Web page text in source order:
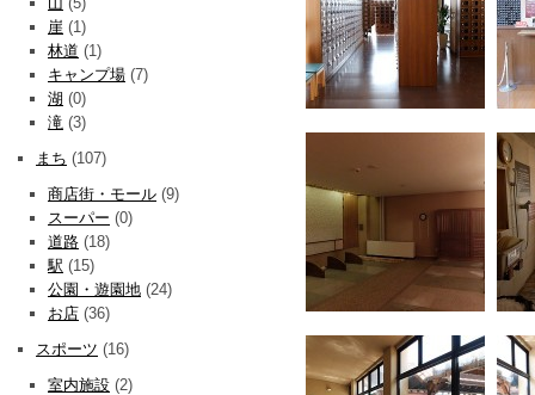
崖 (1)
林道 (1)
キャンプ場 (7)
湖 (0)
滝 (3)
まち (107)
商店街・モール (9)
スーパー (0)
道路 (18)
駅 (15)
公園・遊園地 (24)
お店 (36)
スポーツ (16)
室内施設 (2)